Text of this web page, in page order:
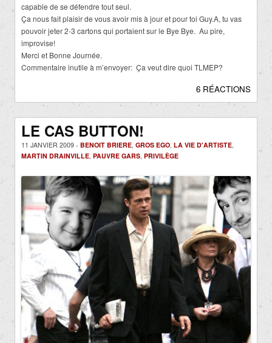
capable de se défendre tout seul.
Ça nous fait plaisir de vous avoir mis à jour et pour toi Guy.A, tu vas
pouvoir jeter 2-3 cartons qui portaient sur le Bye Bye. Au pire,
improvise!
Merci et Bonne Journée.
Commentaire inutile à m’envoyer: Ça veut dire quoi TLMEP?
6 RÉACTIONS
LE CAS BUTTON!
11 JANVIER 2009 - BENOIT BRIERE GROS EGO LA VIE D'ARTISTE
MARTIN DRAINVILLE PAUVRE GARS PRIVILÈGE